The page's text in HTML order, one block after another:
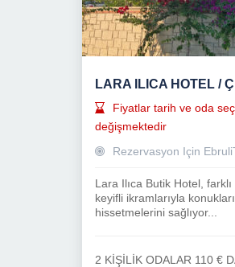
LARA ILICA HOTEL /
Fiyatlar tarih ve oda
değişmektedir
Rezervasyon Için
Lara Ilıca Butik Hotel,
keyifli ikramlarıyla
hissetmelerini sağlıyor...
2 KİŞİLİK ODALAR 110 €